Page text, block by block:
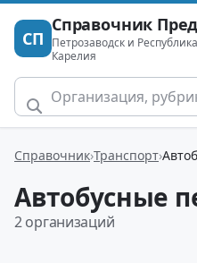
СП
Справочник
Петрозаводск и Республика
Карелия
Справочник Транспорт
Автобусные
2 организаций